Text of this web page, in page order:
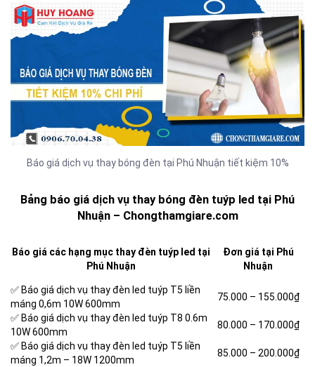
Báo giá dịch vụ thay bóng đèn tại Phú Nhuận tiết kiệm 10%
Bảng báo giá dịch vụ thay bóng đèn tuýp led tại Phú
Nhuận – Chongthamgiare.com
Báo giá các hạng mục thay đèn tuýp led tại
Phú Nhuận
Đơn giá tại Phú
Nhuận
✅ Báo giá dịch vụ thay đèn led tuýp T5 liền
máng 0,6m 10W 600mm
75.000 – 155.000₫
✅ Báo giá dịch vụ thay đèn led tuýp T8 0.6m
10W 600mm
80.000 – 170.000₫
✅ Báo giá dịch vụ thay đèn led tuýp T5 liền
máng 1,2m – 18W 1200mm
85.000 – 200.000₫